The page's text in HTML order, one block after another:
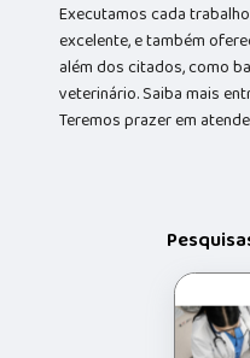
Executamos cada
excelente, e também
além dos citados, como
veterinário. Saiba mais
Teremos prazer em